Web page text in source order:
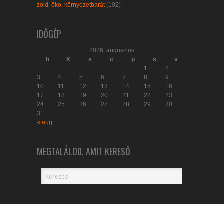
zöld, öko, környezetbarát(102)
IDŐGÉP
2026. augusztus
h
K s c p s
v
1
2
3
4 5 6 7 8
9
10
11 12 13 14 15
16
17
18 19 20 21 22
23
24
25 26 27 28 29
30
31
« aug
MEGTALÁLOD, AMIT KERESŐ